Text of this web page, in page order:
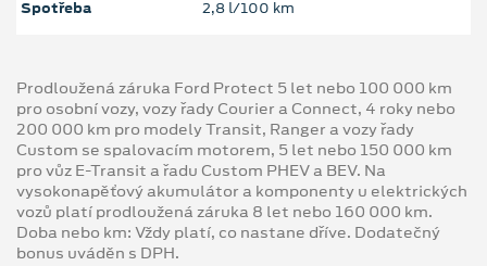
Spotřeba 2,8 l/100 km
Prodloužená záruka Ford Protect 5 let nebo 100 000 km
pro osobní vozy, vozy řady Courier a Connect, 4 roky nebo
200 000 km pro modely Transit, Ranger a vozy řady
Custom se spalovacím motorem, 5 let nebo 150 000 km
pro vůz E-Transit a řadu Custom PHEV a BEV. Na
vysokonapěťový akumulátor a komponenty u elektrických
vozů platí prodloužená záruka 8 let nebo 160 000 km.
Doba nebo km: Vždy platí, co nastane dříve. Dodatečný
bonus uváděn s DPH.